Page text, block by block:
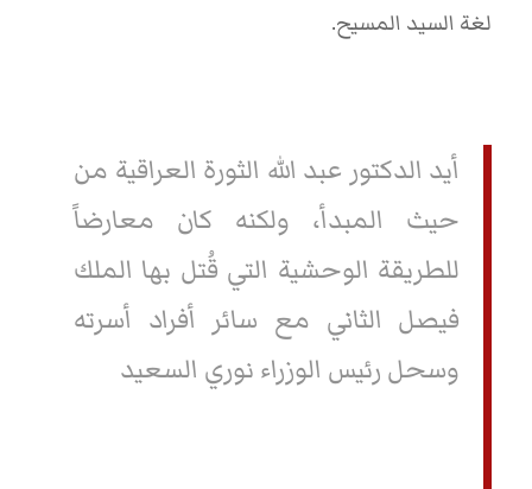
لغة السيد المسيح.
أيد الدكتور عبد الله الثورة العراقية من
حيث المبدأ، ولكنه كان معارضاً
للطريقة الوحشية التي قُتل بها الملك
فيصل الثاني مع سائر أفراد أسرته
وسحل رئيس الوزراء نوري السعيد